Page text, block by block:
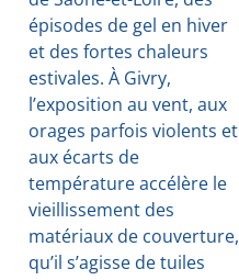
épisodes de gel en hiver
et des fortes chaleurs
estivales. À Givry,
l’exposition au vent, aux
orages parfois violents et
aux écarts de
température accélère le
vieillissement des
matériaux de couverture,
qu’il s’agisse de tuiles